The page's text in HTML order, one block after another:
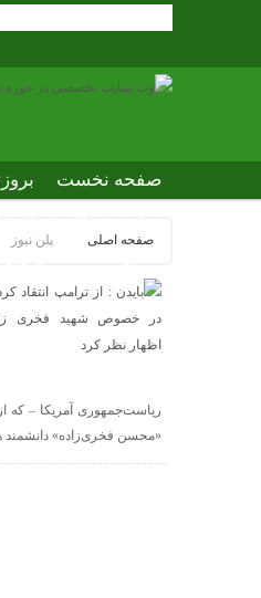
صفحه نخست
صفحه اصلی پلن نیوز
ریاست‌جمهوری آمریکا – که
«محسن فخری‌زاده» دانشمند